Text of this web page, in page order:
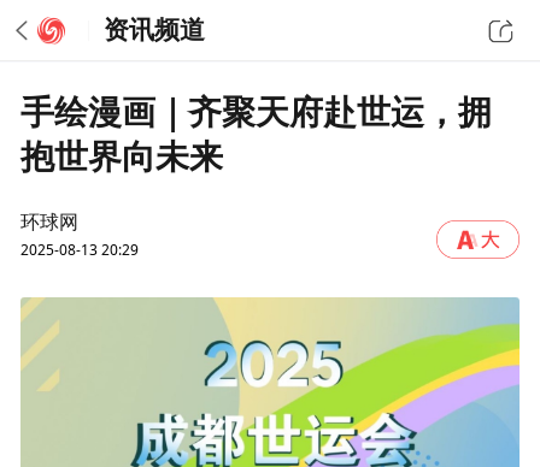
资讯频道
手绘漫画｜齐聚天府赴世运，拥
抱世界向未来
环球网
2025-08-13 20:29